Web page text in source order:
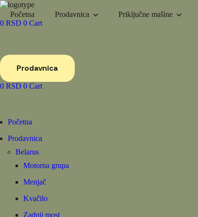
Početna Prodavnica Priključne mašine
0 RSD 0 Cart
Prodavnica
0 RSD 0 Cart
Početna
Prodavnica
Belarus
Motorna grupa
Menjač
Kvačilo
Zadnji most